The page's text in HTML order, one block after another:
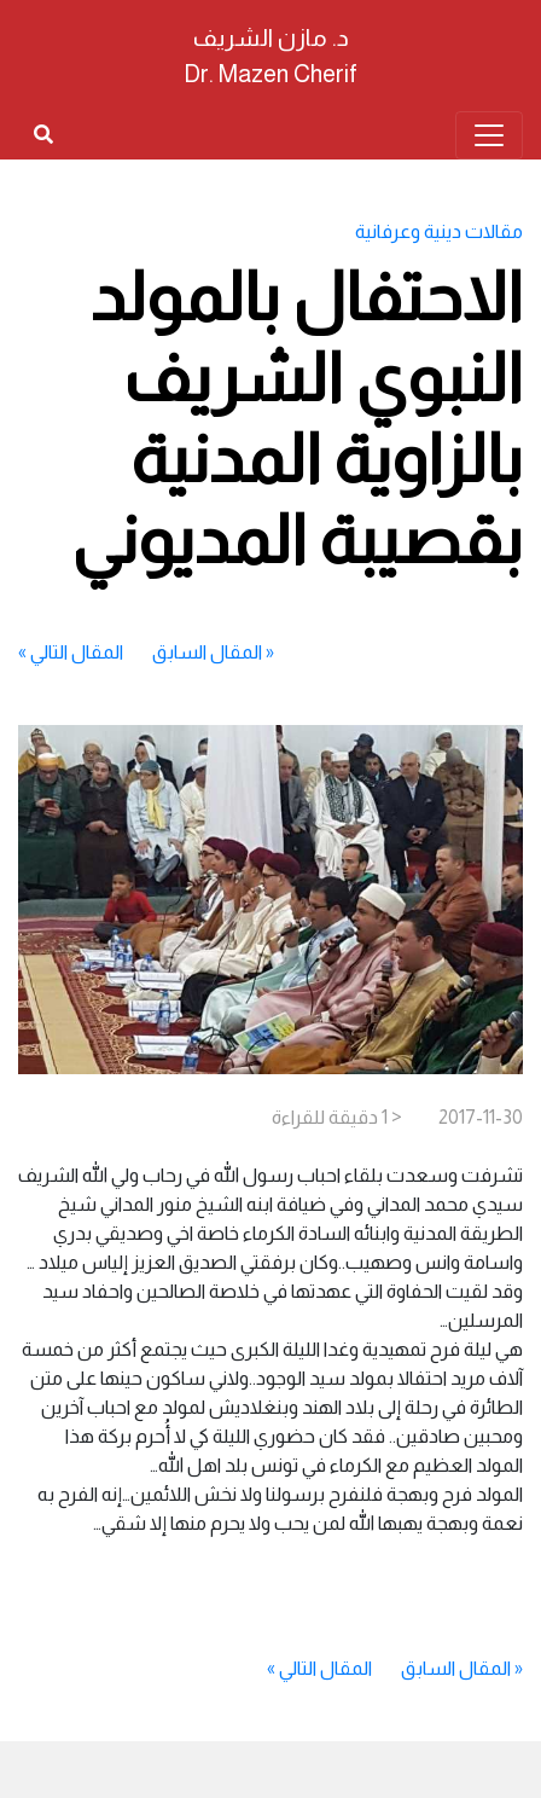
د. مازن الشريف
Dr. Mazen Cherif
مقالات دينية وعرفانية
الاحتفال بالمولد
النبوي الشريف
بالزاوية المدنية
بقصيبة المديوني
«المقال السابق المقال التالي »
2017-11-30
< 1 دقيقة للقراءة
تشرفت وسعدت بلقاء احباب رسول الله في رحاب ولي الله الشريف
سيدي محمد المداني وفي ضيافة ابنه الشيخ منور المداني شيخ
الطريقة المدنية وابنائه السادة الكرماء خاصة اخي وصديقي بدري
واسامة وانس وصهيب..وكان برفقتي الصديق العزيز إلياس ميلاد …
وقد لقيت الحفاوة التي عهدتها في خلاصة الصالحين واحفاد سيد
المرسلين…
هي ليلة فرح تمهيدية وغدا الليلة الكبرى حيث يجتمع أكثر من خمسة
آلاف مريد احتفالا بمولد سيد الوجود..ولاني ساكون حينها على متن
الطائرة في رحلة إلى بلاد الهند وبنغلاديش لمولد مع احباب آخرين
ومحبين صادقين.. فقد كان حضوري الليلة كي لا أُحرم بركة هذا
المولد العظيم مع الكرماء في تونس بلد اهل الله…
المولد فرح وبهجة فلنفرح برسولنا ولا نخش اللائمين…إنه الفرح به
نعمة وبهجة يهبها الله لمن يحب ولا يحرم منها إلا شقي…
«المقال السابق المقال التالي »